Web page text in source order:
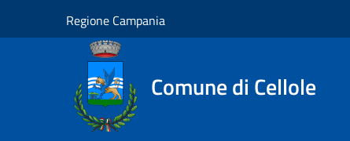
Regione Campania
Comune di Cellole